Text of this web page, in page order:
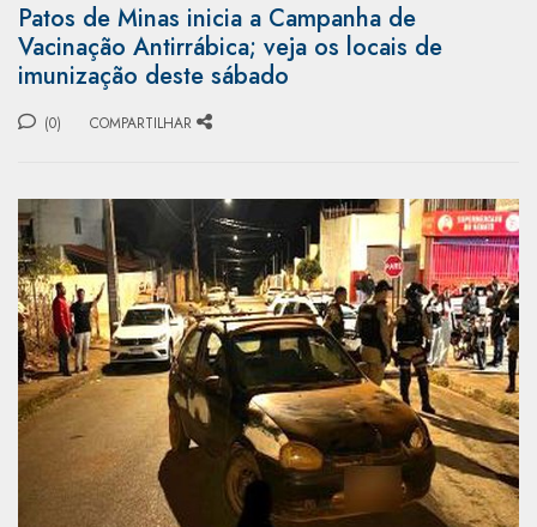
Patos de Minas inicia a Campanha de
Vacinação Antirrábica; veja os locais de
imunização deste sábado
(0) COMPARTILHAR